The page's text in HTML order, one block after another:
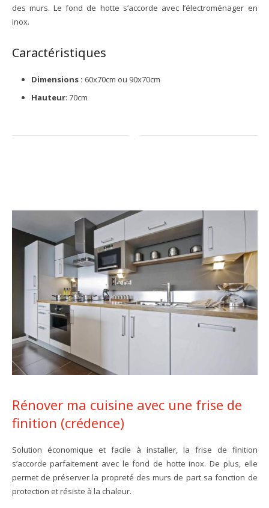
des murs. Le fond de hotte s’accorde avec l’électroménager en
inox.
Caractéristiques
Dimensions : 60x70cm ou 90x70cm
Hauteur: 70cm
Rénover ma cuisine avec une frise de
finition (crédence)
Solution économique et facile à installer, la frise de finition
s’accorde parfaitement avec le fond de hotte inox. De plus, elle
permet de préserver la propreté des murs de part sa fonction de
protection et résiste à la chaleur.